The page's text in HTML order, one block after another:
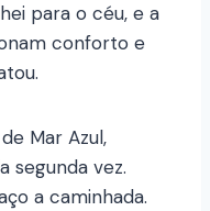
para o céu, e a
conforto e
Mar Azul,
segunda vez.
a caminhada.